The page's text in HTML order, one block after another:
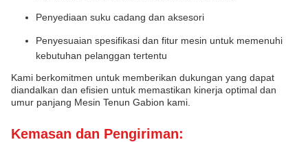
Penyediaan suku cadang dan aksesori
Penyesuaian spesifikasi dan fitur mesin untuk memenuhi
kebutuhan pelanggan tertentu
Kami berkomitmen untuk memberikan dukungan yang dapat
diandalkan dan efisien untuk memastikan kinerja optimal dan
umur panjang Mesin Tenun Gabion kami.
Kemasan dan Pengiriman: